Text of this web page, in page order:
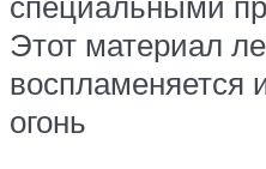
Этот материал
воспламеняется
огонь